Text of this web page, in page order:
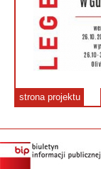
strona projektu